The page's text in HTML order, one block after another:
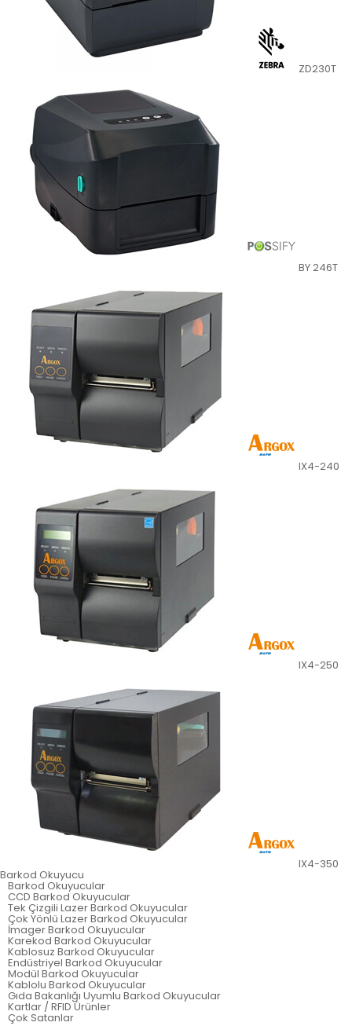
ZD230T
BY 246T
IX4-240
IX4-250
IX4-350
Barkod Okuyucu
Barkod Okuyucular
CCD Barkod Okuyucular
Tek Çizgili Lazer Barkod Okuyucular
Çok Yönlü Lazer Barkod Okuyucular
İmager Barkod Okuyucular
Karekod Barkod Okuyucular
Kablosuz Barkod Okuyucular
Endüstriyel Barkod Okuyucular
Modül Barkod Okuyucular
Kablolu Barkod Okuyucular
Gıda Bakanlığı Uyumlu Barkod Okuyucular
Kartlar / RFID Ürünler
Çok Satanlar